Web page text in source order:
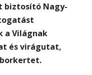
biztosító Nagy-
a Világnak
és virágutat,